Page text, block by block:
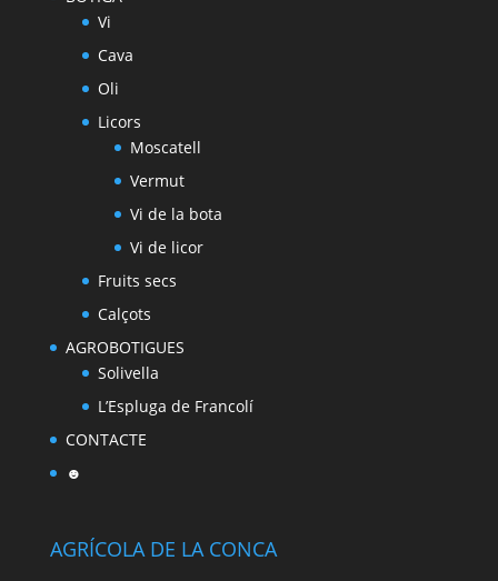
Vi
Cava
Oli
Licors
Moscatell
Vermut
Vi de la bota
Vi de licor
Fruits secs
Calçots
AGROBOTIGUES
Solivella
L’Espluga de Francolí
CONTACTE
☻
AGRÍCOLA DE LA CONCA